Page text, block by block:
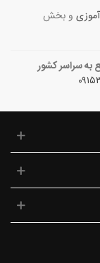
و بخش
به سراسر کشور